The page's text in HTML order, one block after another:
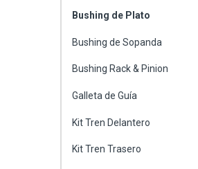
Bushing de Plato
Bushing de Sopanda
Bushing Rack & Pinion
Galleta de Guía
Kit Tren Delantero
Kit Tren Trasero